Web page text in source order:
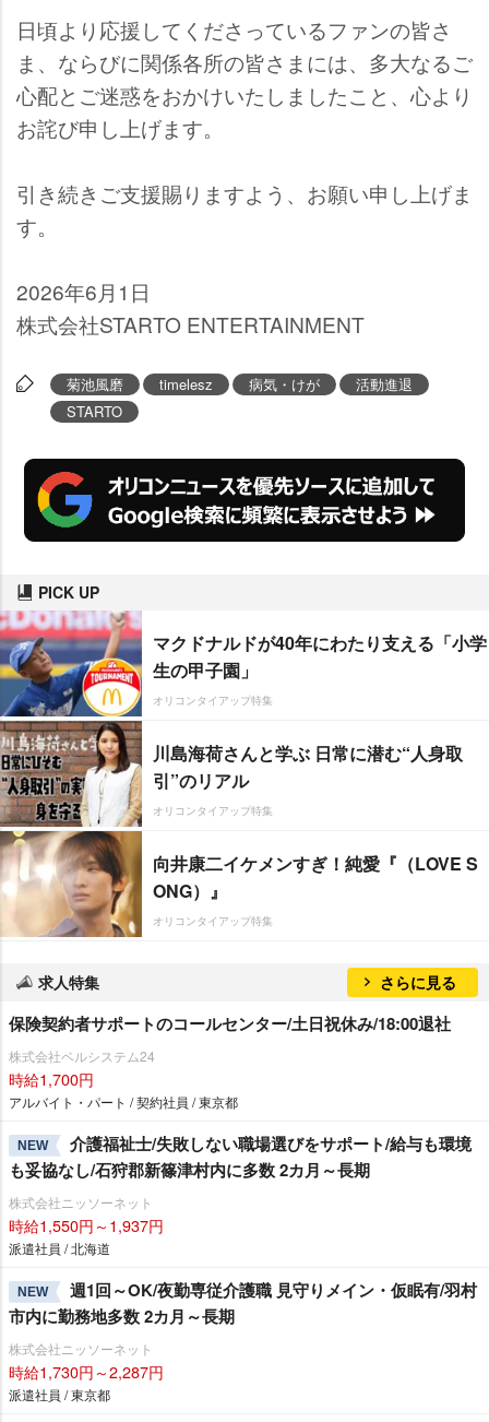
日頃より応援してくださっているファンの皆さ
ま、ならびに関係各所の皆さまには、多大なるご
心配とご迷惑をおかけいたしましたこと、心より
お詫び申し上げます。
引き続きご支援賜りますよう、お願い申し上げま
す。
2026年6月1日
株式会社STARTO ENTERTAINMENT
菊池風磨 timelesz 病気・けが
活動進退
STARTO
PICK UP
マクドナルドが40年にわたり支える「小学
生の甲子園」
オリコンタイアップ特集
川島海荷さんと学ぶ 日常に潜む“人身取
引”のリアル
オリコンタイアップ特集
向井康二イケメンすぎ！純愛『（LOVE S
ONG）』
オリコンタイアップ特集
求人特集 さらに見る
保険契約者サポートのコールセンター/土日祝休み/18:00退社
株式会社ベルシステム24
時給1,700円
アルバイト・パート / 契約社員 / 東京都
NEW
介護福祉士/失敗しない職場選びをサポート/給与も環境
も妥協なし/石狩郡新篠津村内に多数 2カ月～長期
株式会社ニッソーネット
時給1,550円～1,937円
派遣社員 / 北海道
NEW
週1回～OK/夜勤専従介護職 見守りメイン・仮眠有/羽村
市内に勤務地多数 2カ月～長期
株式会社ニッソーネット
時給1,730円～2,287円
派遣社員 / 東京都